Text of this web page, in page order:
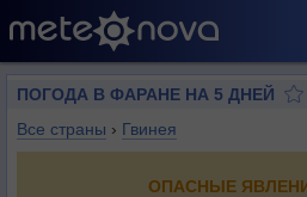
ПОГОДА В ФАРАНЕ НА 5 ДНЕЙ
Все страны › Гвинея
ОПАСНЫЕ